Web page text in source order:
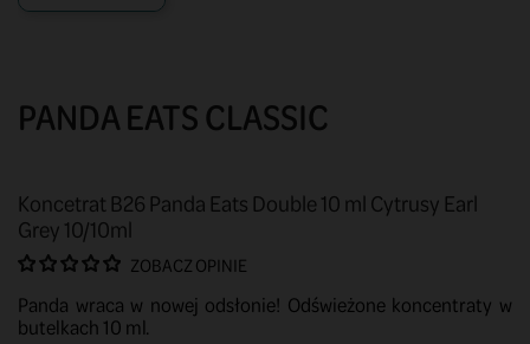
PANDA EATS CLASSIC
Koncetrat B26 Panda Eats Double 10 ml Cytrusy Earl
Grey 10/10ml
ZOBACZ OPINIE
Panda wraca w nowej odsłonie! Odświeżone koncentraty w
butelkach 10 ml.